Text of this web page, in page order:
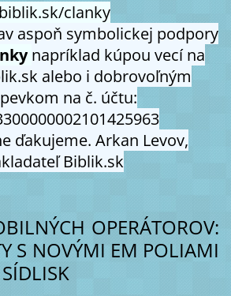
biblik.sk/clanky
aspoň symbolickej podpory
napríklad kúpou vecí na
alebo i dobrovoľným
na č. účtu:
ďakujeme. Arkan Levov,
Biblik.sk
OPERÁTOROV:
S NOVÝMI EM POLIAMI